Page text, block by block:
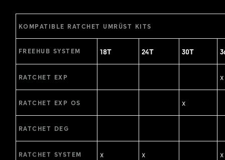
KOMPATIBLE RATCHET UMRÜST KITS
FREEHUB SYSTEM 18T 24T 30T
RATCHET EXP x
RATCHET EXP OS x
RATCHET DEG
RATCHET SYSTEM x x x